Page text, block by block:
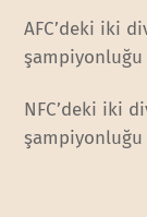
AFC’deki iki
şampiyonluğu
NFC’deki iki
şampiyonluğu